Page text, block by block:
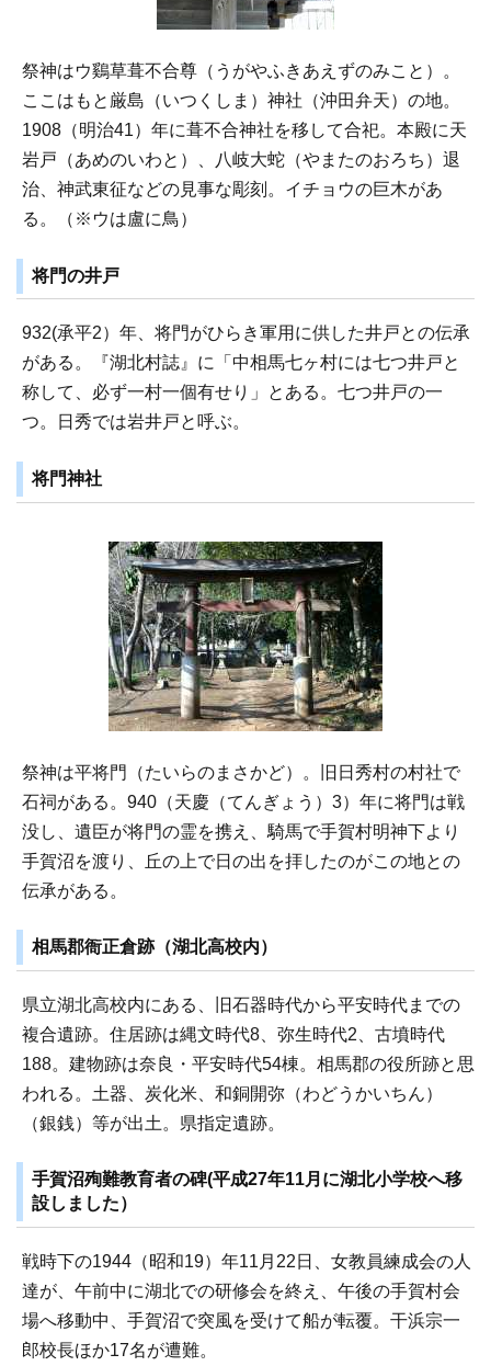
祭神はウ鷄草葺不合尊（うがやふきあえずのみこと）。
ここはもと厳島（いつくしま）神社（沖田弁天）の地。
1908（明治41）年に葺不合神社を移して合祀。本殿に天
岩戸（あめのいわと）、八岐大蛇（やまたのおろち）退
治、神武東征などの見事な彫刻。イチョウの巨木があ
る。（※ウは盧に鳥）
将門の井戸
932(承平2）年、将門がひらき軍用に供した井戸との伝承
がある。『湖北村誌』に「中相馬七ヶ村には七つ井戸と
称して、必ず一村一個有せり」とある。七つ井戸の一
つ。日秀では岩井戸と呼ぶ。
将門神社
祭神は平将門（たいらのまさかど）。旧日秀村の村社で
石祠がある。940（天慶（てんぎょう）3）年に将門は戦
没し、遺臣が将門の霊を携え、騎馬で手賀村明神下より
手賀沼を渡り、丘の上で日の出を拝したのがこの地との
伝承がある。
相馬郡衙正倉跡（湖北高校内）
県立湖北高校内にある、旧石器時代から平安時代までの
複合遺跡。住居跡は縄文時代8、弥生時代2、古墳時代
188。建物跡は奈良・平安時代54棟。相馬郡の役所跡と思
われる。土器、炭化米、和銅開弥（わどうかいちん）
（銀銭）等が出土。県指定遺跡。
手賀沼殉難教育者の碑(平成27年11月に湖北小学校へ移
設しました）
戦時下の1944（昭和19）年11月22日、女教員練成会の人
達が、午前中に湖北での研修会を終え、午後の手賀村会
場へ移動中、手賀沼で突風を受けて船が転覆。干浜宗一
郎校長ほか17名が遭難。